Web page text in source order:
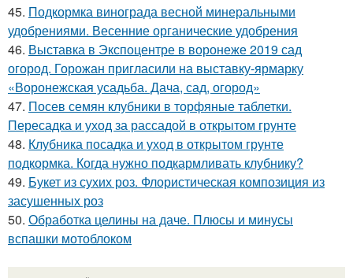
45. Подкормка винограда весной минеральными
удобрениями. Весенние органические удобрения
46. Выставка в Экспоцентре в воронеже 2019 сад
огород. Горожан пригласили на выставку-ярмарку
«Воронежская усадьба. Дача, сад, огород»
47. Посев семян клубники в торфяные таблетки.
Пересадка и уход за рассадой в открытом грунте
48. Клубника посадка и уход в открытом грунте
подкормка. Когда нужно подкармливать клубнику?
49. Букет из сухих роз. Флористическая композиция из
засушенных роз
50. Обработка целины на даче. Плюсы и минусы
вспашки мотоблоком